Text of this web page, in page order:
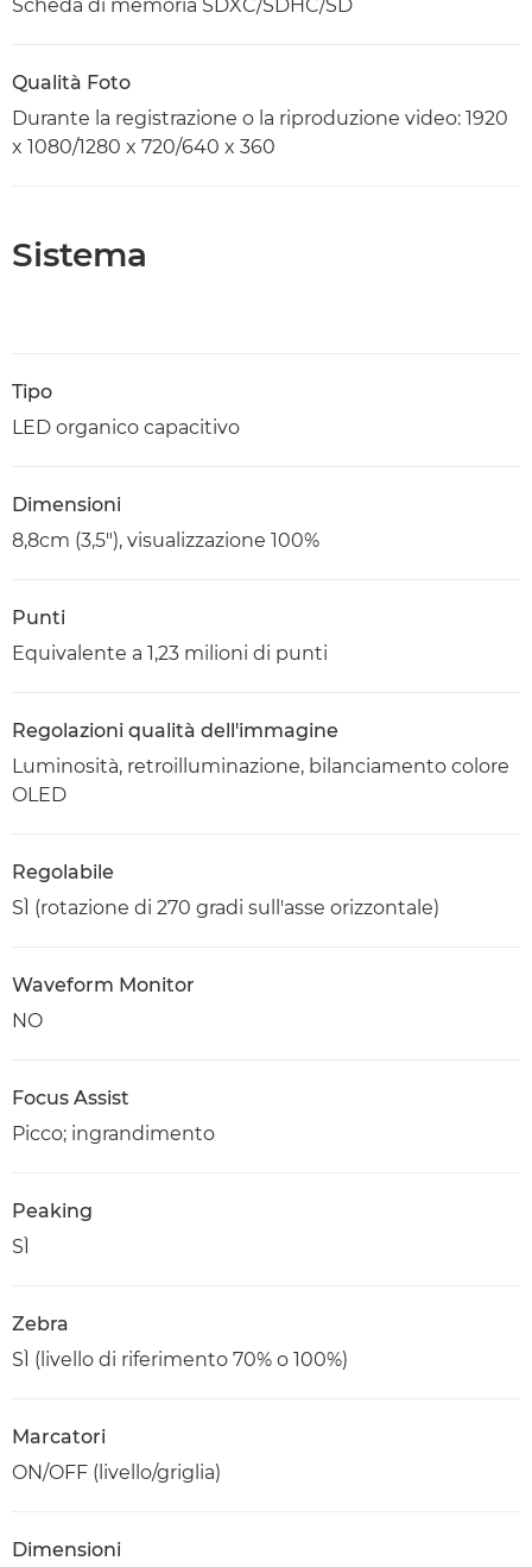
Scheda di memoria SDXC/SDHC/SD
Qualità Foto
Durante la registrazione o la riproduzione video: 1920
x 1080/1280 x 720/640 x 360
Sistema
Tipo
LED organico capacitivo
Dimensioni
8,8cm (3,5"), visualizzazione 100%
Punti
Equivalente a 1,23 milioni di punti
Regolazioni qualità dell'immagine
Luminosità, retroilluminazione, bilanciamento colore
OLED
Regolabile
SÌ (rotazione di 270 gradi sull'asse orizzontale)
Waveform Monitor
NO
Focus Assist
Picco; ingrandimento
Peaking
SÌ
Zebra
SÌ (livello di riferimento 70% o 100%)
Marcatori
ON/OFF (livello/griglia)
Dimensioni